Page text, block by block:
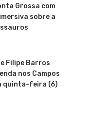
Grossa com
sobre a
Filipe Barros
nos Campos
quinta-feira (6)